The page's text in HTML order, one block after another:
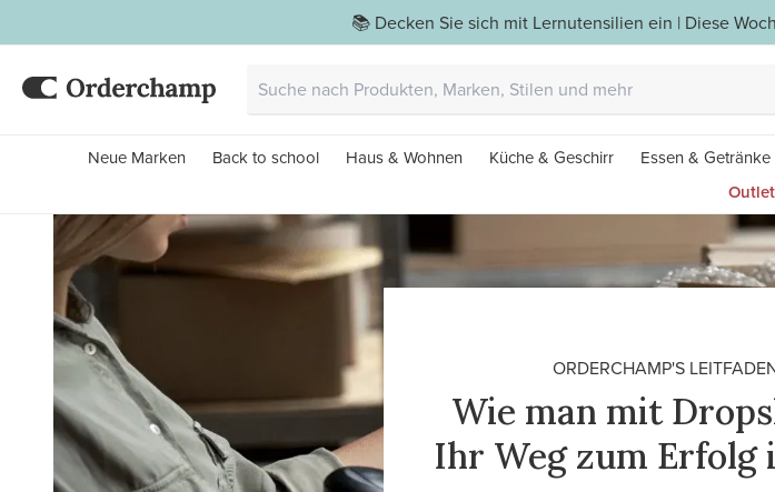
📚 Decken Sie sich mit Lernutensilien ein | Diese
Neue Marken Back to school Haus & Wohnen Küche & Geschirr Essen & Getränke
Outlet
ORDERCHAMP'S
Wie man mit
Ihr Weg zum Erfolg